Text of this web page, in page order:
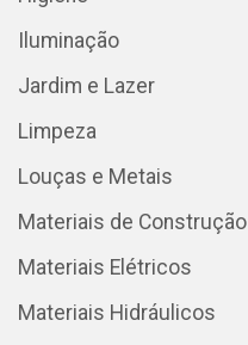
Iluminação
Jardim e Lazer
Limpeza
Louças e Metais
Materiais de Construção
Materiais Elétricos
Materiais Hidráulicos